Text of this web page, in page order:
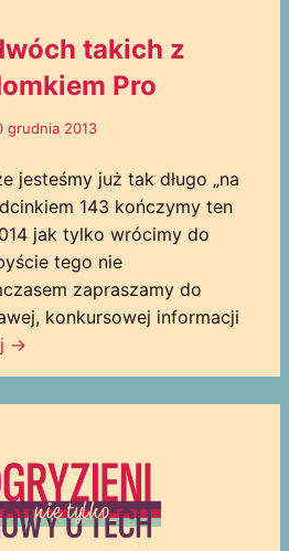
takich z
Pro
grudnia 2013
jesteśmy już tak długo „na
143 kończymy ten
jak tylko wrócimy do
tego nie
zapraszamy do
konkursowej informacji
→